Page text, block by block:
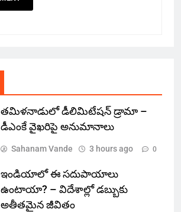
తమిళనాడులో డీలిమిటేషన్ డ్రామా –
డీఎంకే వైఖరిపై అనుమానాలు
Sahanam Vande 3 hours ago 0
ఇండియాలో‌ ఈ సదుపాయాలు
ఉంటాయా? – విదేశాల్లో డబ్బుకు
అతీతమైన జీవితం